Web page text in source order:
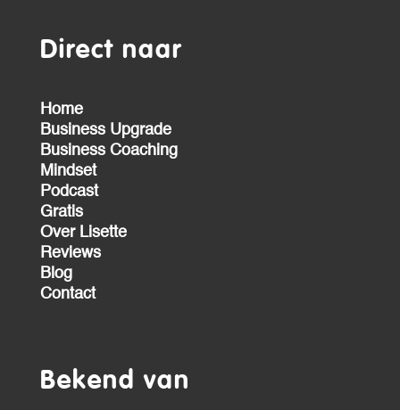
Direct naar
Home
Business Upgrade
Business Coaching
Mindset
Podcast
Gratis
Over Lisette
Reviews
Blog
Contact
Bekend van